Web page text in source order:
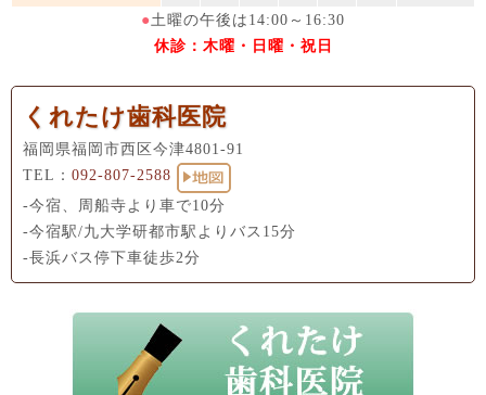
●土曜の午後は14:00～16:30
休診：木曜・日曜・祝日
くれたけ歯科医院
福岡県福岡市西区今津4801-91
TEL： 092-807-2588
-今宿、周船寺より車で10分
-今宿駅/九大学研都市駅よりバス15分
-長浜バス停下車徒歩2分